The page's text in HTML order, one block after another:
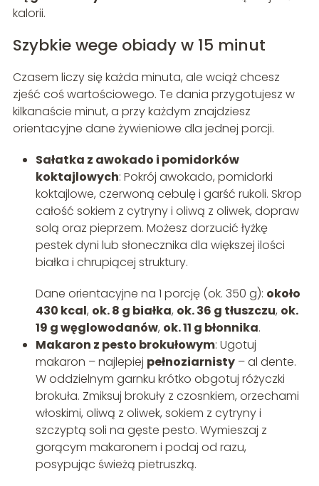
kalorii.
Szybkie wege obiady w 15 minut
Czasem liczy się każda minuta, ale wciąż chcesz
zjeść coś wartościowego. Te dania przygotujesz w
kilkanaście minut, a przy każdym znajdziesz
orientacyjne dane żywieniowe dla jednej porcji.
Sałatka z awokado i pomidorków
koktajlowych: Pokrój awokado, pomidorki
koktajlowe, czerwoną cebulę i garść rukoli. Skrop
całość sokiem z cytryny i oliwą z oliwek, dopraw
solą oraz pieprzem. Możesz dorzucić łyżkę
pestek dyni lub słonecznika dla większej ilości
białka i chrupiącej struktury.
Dane orientacyjne na 1 porcję (ok. 350 g): około
430 kcal, ok. 8 g białka, ok. 36 g tłuszczu, ok.
19 g węglowodanów, ok. 11 g błonnika.
Makaron z pesto brokułowym: Ugotuj
makaron – najlepiej pełnoziarnisty– al dente.
W oddzielnym garnku krótko obgotuj różyczki
brokuła. Zmiksuj brokuły z czosnkiem, orzechami
włoskimi, oliwą z oliwek, sokiem z cytryny i
szczyptą soli na gęste pesto. Wymieszaj z
gorącym makaronem i podaj od razu,
posypując świeżą pietruszką.